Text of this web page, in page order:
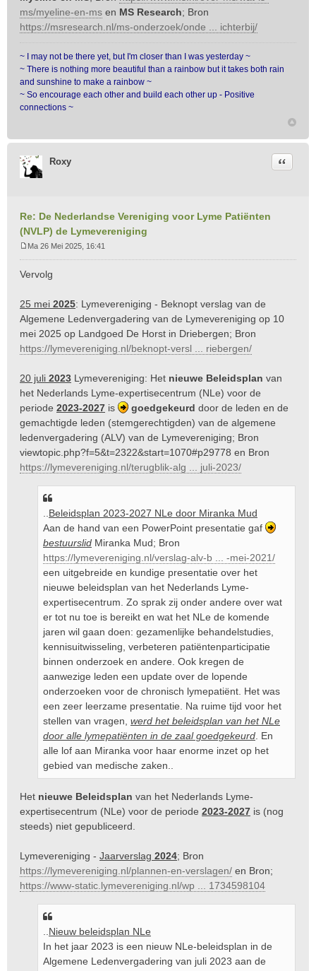
ms/myeline-en-ms en MS Research; Bron
https://msresearch.nl/ms-onderzoek/onde ... ichterbij/
~ I may not be there yet, but I'm closer than I was yesterday ~
~ There is nothing more beautiful than a rainbow but it takes both rain
and sunshine to make a rainbow ~
~ So encourage each other and build each other up - Positive
connections ~
Roxy
Re: De Nederlandse Vereniging voor Lyme Patiënten
(NVLP) de Lymevereniging
Citeer
r
c
h
t
Ma 26 Mei 2025, 16:41
Vervolg
25 mei 2025: Lymevereniging - Beknopt verslag van de
Algemene Ledenvergadering van de Lymevereniging op 10
mei 2025 op Landgoed De Horst in Driebergen; Bron
https://lymevereniging.nl/beknopt-versl ... riebergen/
20 juli 2023 Lymevereniging: Het nieuwe Beleidsplan van
het Nederlands Lyme-expertisecentrum (NLe) voor de
periode 2023-2027 is goedgekeurd door de leden en de
gemachtigde leden (stemgerechtigden) van de algemene
ledenvergadering (ALV) van de Lymevereniging; Bron
viewtopic.php?f=5&t=2322&start=1070#p29778 en Bron
https://lymevereniging.nl/terugblik-alg ... juli-2023/
Beleidsplan 2023-2027 NLe door Miranka Mud
Aan de hand van een PowerPoint presentatie gaf
bestuurslid Miranka Mud; Bron
https://lymevereniging.nl/verslag-alv-b ... -mei-2021/
een uitgebreide en kundige presentatie over het
nieuwe beleidsplan van het Nederlands Lyme-
expertisecentrum. Zo sprak zij onder andere over wat
er tot nu toe is bereikt en wat het NLe de komende
jaren wil gaan doen: gezamenlijke behandelstudies,
kennisuitwisseling, verbeteren patiëntenparticipatie
binnen onderzoek en andere. Ook kregen de
aanwezige leden een update over de lopende
onderzoeken voor de chronisch lymepatiënt. Het was
een zeer leerzame presentatie. Na ruime tijd voor het
stellen van vragen, werd het beleidsplan van het NLe
door alle lymepatiënten in de zaal goedgekeurd . En
alle lof aan Miranka voor haar enorme inzet op het
gebied van medische zaken..
Het nieuwe Beleidsplan van het Nederlands Lyme-
expertisecentrum (NLe) voor de periode 2023-2027 is (nog
steeds) niet gepubliceerd.
Lymevereniging - Jaarverslag 2024; Bron
https://lymevereniging.nl/plannen-en-verslagen/ en Bron;
https://www-static.lymevereniging.nl/wp ... 1734598104
Nieuw beleidsplan NLe
In het jaar 2023 is een nieuw NLe-beleidsplan in de
Algemene Ledenvergadering van juli 2023 aan de